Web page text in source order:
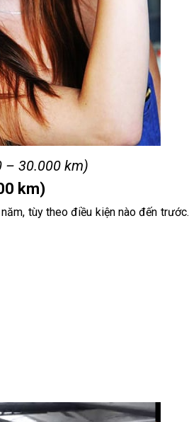
– 30.000 km)
km)
tùy theo điều kiện nào đến trước.